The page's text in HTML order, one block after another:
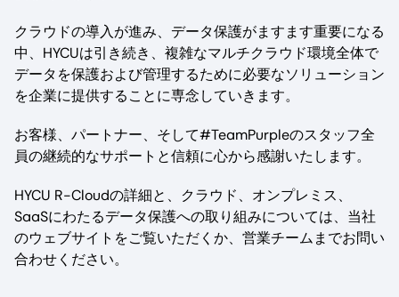
クラウドの導入が進み、データ保護がますます重要になる
中、HYCUは引き続き、複雑なマルチクラウド環境全体で
データを保護および管理するために必要なソリューション
を企業に提供することに専念していきます。
お客様、パートナー、そして#TeamPurpleのスタッフ全
員の継続的なサポートと信頼に心から感謝いたします。
HYCU R-Cloudの詳細と、クラウド、オンプレミス、
SaaSにわたるデータ保護への取り組みについては、当社
のウェブサイトをご覧いただくか、営業チームまでお問い
合わせください。